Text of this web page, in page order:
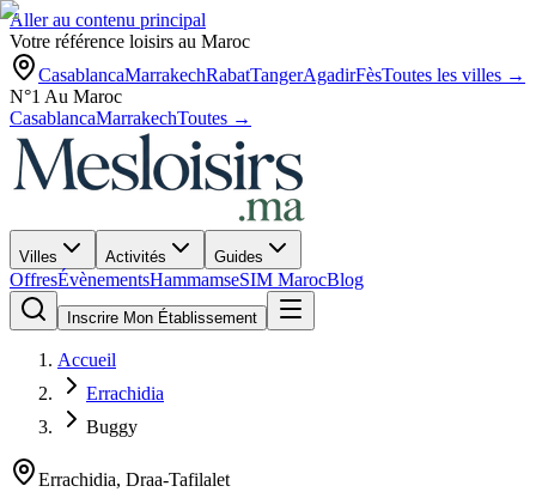
Aller au contenu principal
Votre référence loisirs au Maroc
CasablancaMarrakechRabatTangerAgadirFèsToutes les villes →
N°1 Au Maroc
CasablancaMarrakechToutes →
Villes Activités Guides
OffresÉvènementsHammamseSIM MarocBlog
Inscrire Mon Établissement
Accueil
Errachidia
Buggy
Errachidia, Draa-Tafilalet